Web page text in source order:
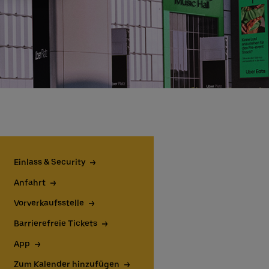
Einlass & Security
Anfahrt
Vorverkaufsstelle
Barrierefreie Tickets
App
Zum Kalender hinzufügen